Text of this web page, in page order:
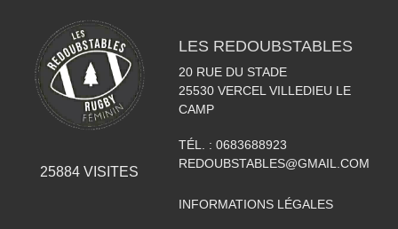
25884VISITES
LES REDOUBSTABLES
20 RUE DU STADE
25530 VERCEL VILLEDIEU LE
CAMP
TÉL. : 0683688923
REDOUBSTABLES@GMAIL.COM
INFORMATIONS LÉGALES